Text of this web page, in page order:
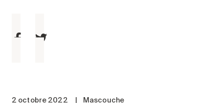
Entretien
2 octobre 2022
Mascouche